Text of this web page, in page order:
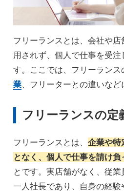
フリーランスとは、会社や
用されず、個人で仕事を受注
す。ここでは、フリーランス
業、フリーターとの違いなど
フリーランスの定
フリーランスとは、 企業や特
となく、個人で仕事を請け
とです。実店舗がなく、従
一人社長であり、自身の経